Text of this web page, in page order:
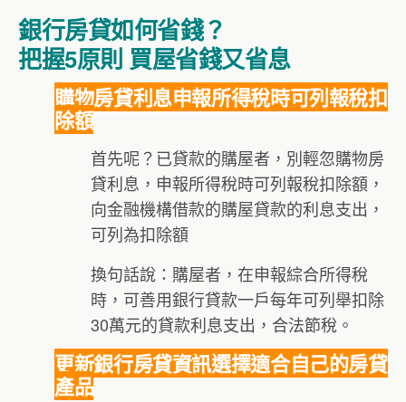
銀行房貸如何省錢？
把握5原則 買屋省錢又省息
購物房貸利息申報所得稅時可列報稅扣
除額
首先呢？已貸款的購屋者，別輕忽購物房
貸利息，申報所得稅時可列報稅扣除額，
向金融機構借款的購屋貸款的利息支出，
可列為扣除額
換句話說：購屋者，在申報綜合所得稅
時，可善用銀行貸款一戶每年可列舉扣除
30萬元的貸款利息支出，合法節稅。
更新銀行房貸資訊選擇適合自己的房貸
產品